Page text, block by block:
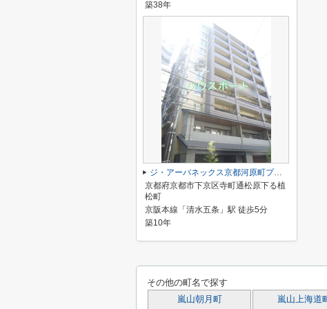
築38年
ジ・アーバネックス京都河原町プレイズ
京都府京都市下京区寺町通松原下る植
松町
京阪本線「清水五条」駅 徒歩5分
築10年
その他の町名で探す
嵐山朝月町 嵐山上海道町